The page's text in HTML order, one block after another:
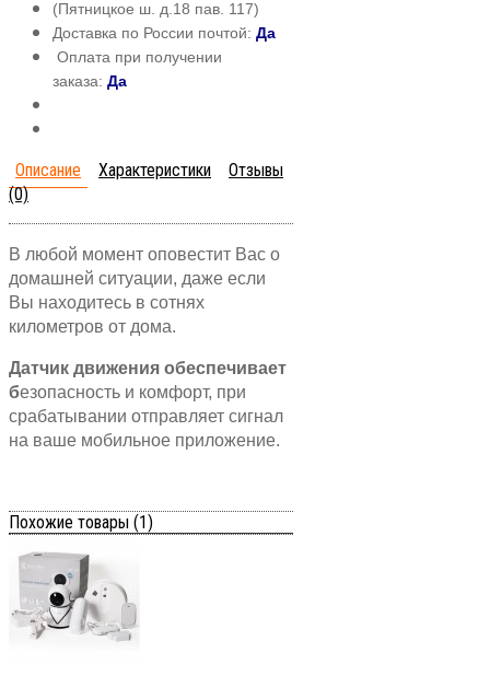
(Пятницкое ш. д.18 пав. 117)
Доставка по России почтой: Да
Оплата при получении
заказа: Да
Описание Характеристики
Отзывы
(0)
В любой момент оповестит Вас о
домашней ситуации, даже если
Вы находитесь в сотнях
километров от дома.
Датчик движения обеспечивает
безопасность и комфорт, при
срабатывании отправляет сигнал
на ваше мобильное приложение.
Похожие товары (1)